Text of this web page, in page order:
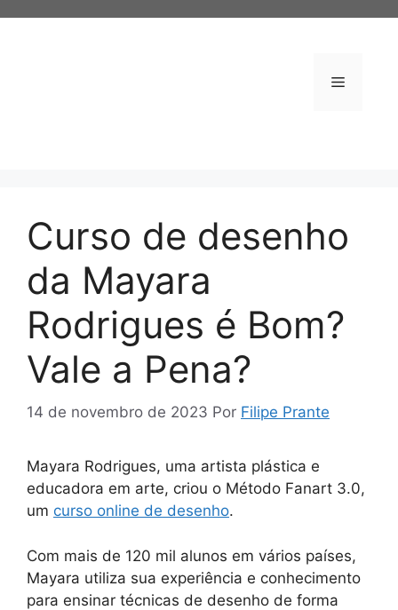
Menu
Curso de desenho
da Mayara
Rodrigues é Bom?
Vale a Pena?
14 de novembro de 2023 Por Filipe Prante
Mayara Rodrigues, uma artista plástica e
educadora em arte, criou o Método Fanart 3.0,
um curso online de desenho.
Com mais de 120 mil alunos em vários países,
Mayara utiliza sua experiência e conhecimento
para ensinar técnicas de desenho de forma